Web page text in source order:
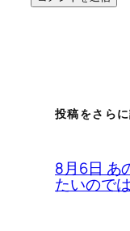
投稿をさら
8月6日 あ
たいので